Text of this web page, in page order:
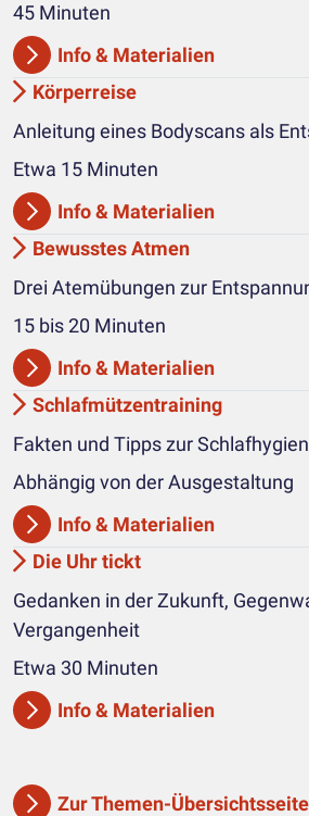
45 Minuten
Info & Materialien
Körperreise
Anleitung eines Bodyscans als
Etwa 15 Minuten
Info & Materialien
Bewusstes Atmen
Drei Atemübungen zur
15 bis 20 Minuten
Info & Materialien
Schlafmützentraining
Fakten und Tipps zur
Abhängig von der Ausgestaltung
Info & Materialien
Die Uhr tickt
Gedanken in der Zukunft,
Vergangenheit
Etwa 30 Minuten
Info & Materialien
Zur Themen-Übersichtsseite